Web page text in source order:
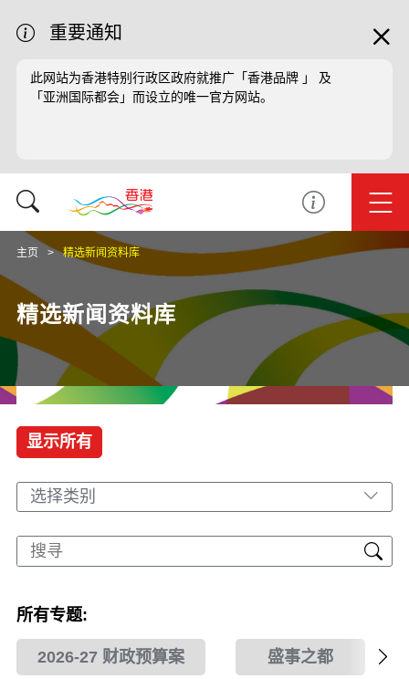
重要通知
此网站为香港特别行政区政府就推广「香港品牌 」 及
「亚洲国际都会」而设立的唯一官方网站。
主页 精选新闻资料库
精选新闻资料库
显示所有
选择类别
所有专题:
2026-27 财政预算案 盛事之都